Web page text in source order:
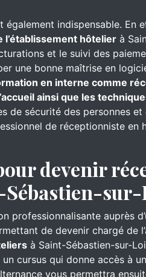
indispensable. En
l’établissement hôtelier à
et le suivi des
une bonne maîtrise en
en interne comme
ainsi que les
de sécurité des personnes et
de réceptionniste en
devenir
professionnalisante auprès
de devenir chargé de
à Saint-Sébastien-sur-
cursus qui donne accès à
vous permettra